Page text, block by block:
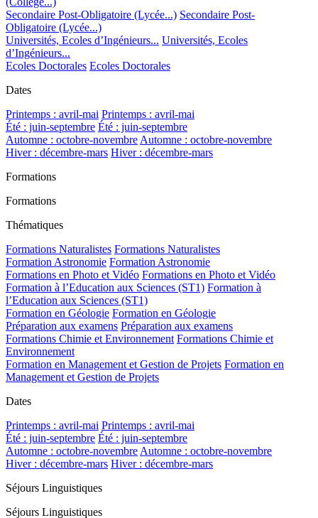
Secondaire Post-Obligatoire (Lycée...) Secondaire Post-
Obligatoire (Lycée...)
Universités, Ecoles d’Ingénieurs... Universités, Ecoles
d’Ingénieurs...
Ecoles Doctorales Ecoles Doctorales
Dates
Printemps : avril-mai Printemps : avril-mai
Été : juin-septembre Été : juin-septembre
Automne : octobre-novembre Automne : octobre-novembre
Hiver : décembre-mars Hiver : décembre-mars
Formations
Formations
Thématiques
Formations Naturalistes Formations Naturalistes
Formation Astronomie Formation Astronomie
Formations en Photo et Vidéo Formations en Photo et Vidéo
Formation à l’Education aux Sciences (ST1) Formation à
l’Education aux Sciences (ST1)
Formation en Géologie Formation en Géologie
Préparation aux examens Préparation aux examens
Formations Chimie et Environnement Formations Chimie et
Environnement
Formation en Management et Gestion de Projets Formation en
Management et Gestion de Projets
Dates
Printemps : avril-mai Printemps : avril-mai
Été : juin-septembre Été : juin-septembre
Automne : octobre-novembre Automne : octobre-novembre
Hiver : décembre-mars Hiver : décembre-mars
Séjours Linguistiques
Séjours Linguistiques